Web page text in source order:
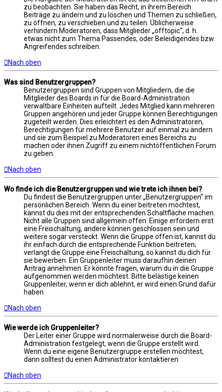
zu beobachten. Sie haben das Recht, in ihrem Bereich
Beiträge zu ändern und zu löschen und Themen zu schließen,
zu öffnen, zu verschieben und zu teilen. Üblicherweise
verhindern Moderatoren, dass Mitglieder „offtopic“, d. h.
etwas nicht zum Thema Passendes, oder Beleidigendes bzw.
Angreifendes schreiben.
Nach oben
Was sind Benutzergruppen?
Benutzergruppen sind Gruppen von Mitgliedern, die die
Mitglieder des Boards in für die Board-Administration
verwaltbare Einheiten aufteilt. Jedes Mitglied kann mehreren
Gruppen angehören und jeder Gruppe können Berechtigungen
zugeteilt werden. Dies erleichtert es den Administratoren,
Berechtigungen für mehrere Benutzer auf einmal zu ändern
und sie zum Beispiel zu Moderatoren eines Bereichs zu
machen oder ihnen Zugriff zu einem nichtöffentlichen Forum
zu geben.
Nach oben
Wo finde ich die Benutzergruppen und wie trete ich ihnen bei?
Du findest die Benutzergruppen unter „Benutzergruppen“ im
persönlichen Bereich. Wenn du einer beitreten möchtest,
kannst du dies mit der entsprechenden Schaltfläche machen.
Nicht alle Gruppen sind allgemein offen. Einige erfordern erst
eine Freischaltung, andere können geschlossen sein und
weitere sogar versteckt. Wenn die Gruppe offen ist, kannst du
ihr einfach durch die entsprechende Funktion beitreten;
verlangt die Gruppe eine Freischaltung, so kannst du dich für
sie bewerben. Ein Gruppenleiter muss daraufhin deinen
Antrag annehmen. Er könnte fragen, warum du in die Gruppe
aufgenommen werden möchtest. Bitte belästige keinen
Gruppenleiter, wenn er dich ablehnt, er wird einen Grund dafür
haben.
Nach oben
Wie werde ich Gruppenleiter?
Der Leiter einer Gruppe wird normalerweise durch die Board-
Administration festgelegt, wenn die Gruppe erstellt wird.
Wenn du eine eigene Benutzergruppe erstellen möchtest,
dann solltest du einen Administrator kontaktieren.
Nach oben